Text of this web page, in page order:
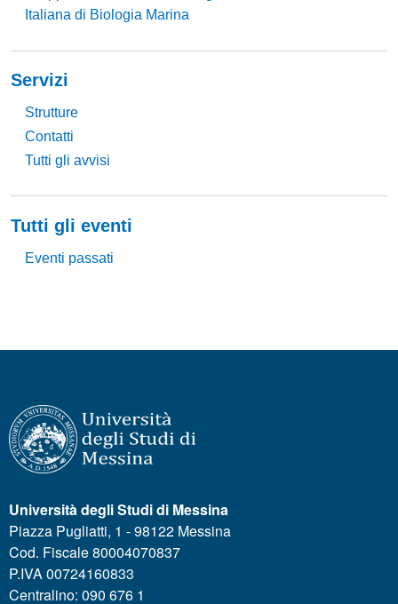
Italiana di Biologia Marina
Servizi
Strutture
Contatti
Tutti gli avvisi
Tutti gli eventi
Eventi passati
Università degli Studi di Messina
Piazza Pugliatti, 1 - 98122 Messina
Cod. Fiscale 80004070837
P.IVA 00724160833
Centralino: 090 676 1